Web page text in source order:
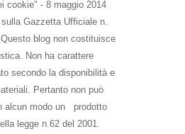
cookie" - 8 maggio 2014
Gazzetta Ufficiale n.
blog non costituisce
Non ha carattere
secondo la disponibilità e
Pertanto non può
alcun modo un prodotto
legge n.62 del 2001.